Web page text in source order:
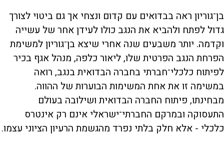
בן־גוריון ראה בבדואים עם קדום ונצחי אך גם ביטוי לצורך
גדול לפתח ולהביא את הנגב כולו לעידן אחר של עשייה
וקִדמה. יותר משבעים שנה אחרי שיצא בן־גוריון למשימת
הפרחת הנגב הפרטית שלו, ליאור כלפה, מנהל אגף בכיר
לפיתוח כלכלי־חברתי בחברה הבדואית בנגב, רואה
במשימה זו את אחת המשימות הבוערות של ההווה.
מבחינתו, פיתוח החברה הבדואית ושילובה בעולם
התעסוקה ובמרקם החברתי־ישראלי אינם רק אינטרס
כלכלי - אלא חלק בלתי נפרד מהגשמת הרעיון הציוני עצמו.